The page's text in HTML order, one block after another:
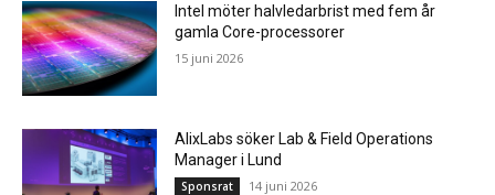
Intel möter halvledarbrist med fem år
gamla Core-processorer
15 juni 2026
AlixLabs söker Lab & Field Operations
Manager i Lund
Sponsrat 14 juni 2026